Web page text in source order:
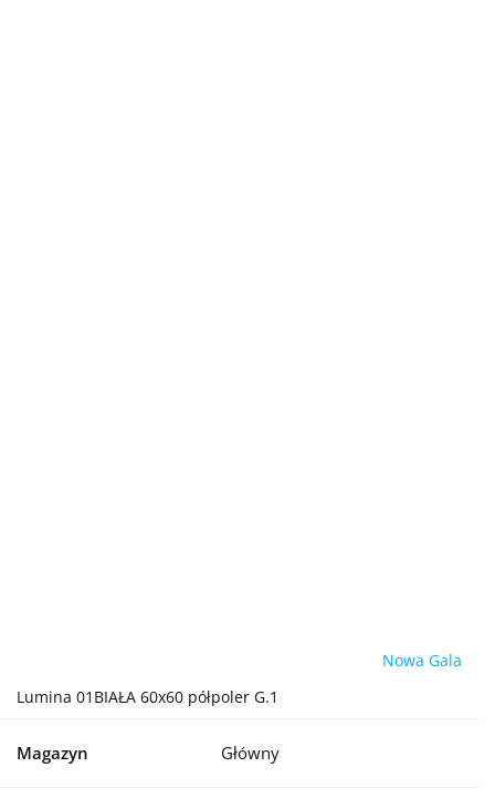
Nowa Gala
Lumina 01BIAŁA 60x60 półpoler G.1
Magazyn Główny